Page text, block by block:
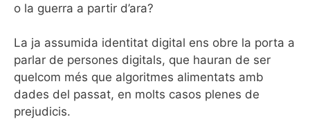
o la guerra a partir d’ara?
La ja assumida identitat digital ens obre la porta a
parlar de persones digitals, que hauran de ser
quelcom més que algoritmes alimentats amb
dades del passat, en molts casos plenes de
prejudicis.